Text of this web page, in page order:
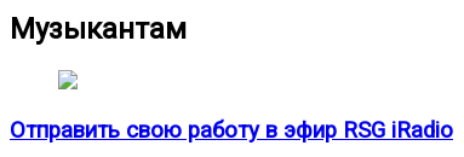
Музыкантам
Отправить свою работу в эфир RSG iRadio